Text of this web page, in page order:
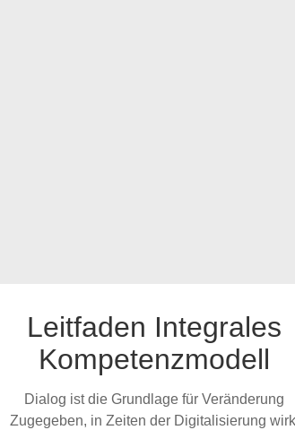
Leitfaden Integrales
Kompetenzmodell
Dialog ist die Grundlage für Veränderung
Zugegeben, in Zeiten der Digitalisierung